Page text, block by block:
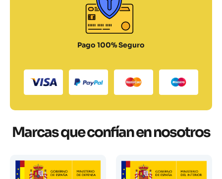
Pago 100% Seguro
Marcas que confían en nosotros